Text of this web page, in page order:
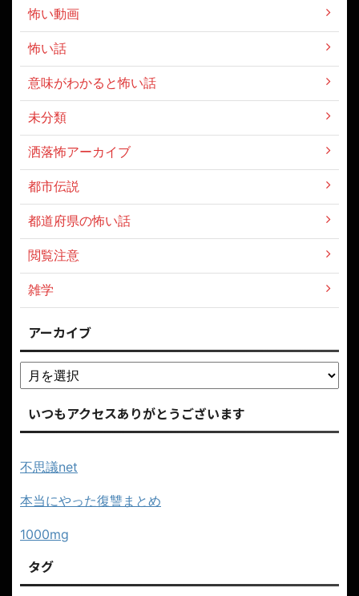
怖い動画
怖い話
意味がわかると怖い話
未分類
洒落怖アーカイブ
都市伝説
都道府県の怖い話
閲覧注意
雑学
アーカイブ
いつもアクセスありがとうございます
不思議net
本当にやった復讐まとめ
1000mg
タグ